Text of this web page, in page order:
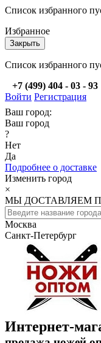
Список избранного
Избранное
Закрыть
Список избранного
+7 (499) 404 - 03 - 93
Войти Регистрация
Ваш город:
Ваш город
?
Нет
Да
Подробнее о доставке
Изменить город
×
МЫ ДОСТАВЛЯЕМ
Москва
Санкт-Петербург
Интернет-